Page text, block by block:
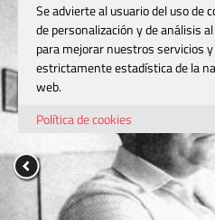
Se advierte al usuario del uso de
de personalización y de análisis
para mejorar nuestros servicios
estrictamente estadística de la
web.
Política de cookies